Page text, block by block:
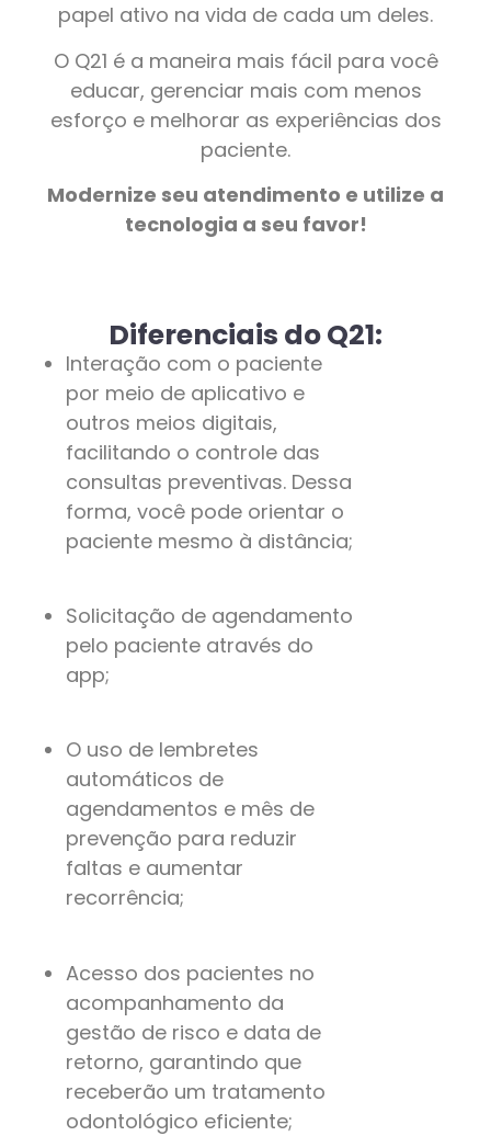
papel ativo na vida de cada um deles.
O Q21 é a maneira mais fácil para você
educar, gerenciar mais com menos
esforço e melhorar as experiências dos
paciente.
Modernize seu atendimento e utilize a
tecnologia a seu favor!
Diferenciais do Q21:
Interação com o paciente
por meio de aplicativo e
outros meios digitais,
facilitando o controle das
consultas preventivas. Dessa
forma, você pode orientar o
paciente mesmo à distância;
Solicitação de agendamento
pelo paciente através do
app;
O uso de lembretes
automáticos de
agendamentos e mês de
prevenção para reduzir
faltas e aumentar
recorrência;
Acesso dos pacientes no
acompanhamento da
gestão de risco e data de
retorno, garantindo que
receberão um tratamento
odontológico eficiente;